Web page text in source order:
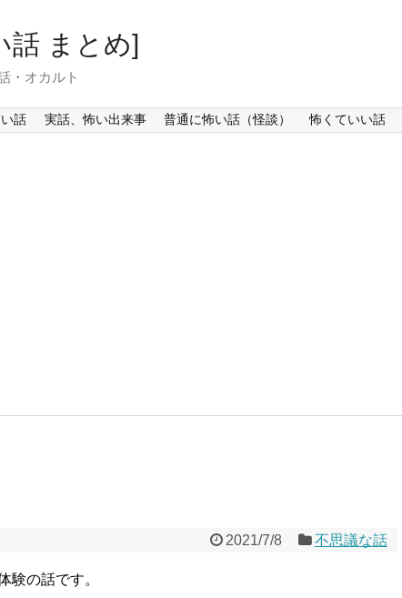
話 まとめ]
・オカルト
話 実話、怖い出来事 普通に怖い話（怪談） 怖くていい話
2021/7/8 不思議な話
験の話です。